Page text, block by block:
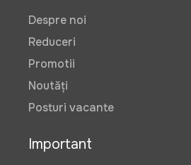
Despre noi
Reduceri
Promotii
Noutăți
Posturi vacante
Important